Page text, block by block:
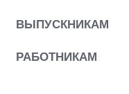
ВЫПУСКНИКАМ
РАБОТНИКАМ